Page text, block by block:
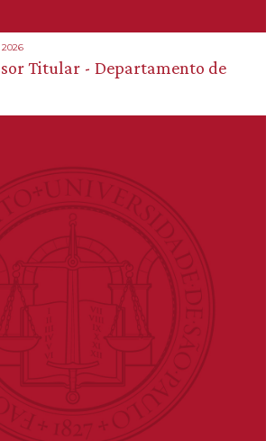
2026
Titular - Departamento de